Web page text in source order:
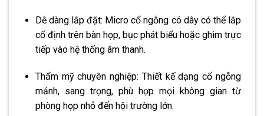
Dễ dàng lắp đặt: Micro cổ ngỗng có dây có thể lắp
cố định trên bàn họp, bục phát biểu hoặc ghim trực
tiếp vào hệ thống âm thanh.
Thẩm mỹ chuyên nghiệp: Thiết kế dạng cổ ngỗng
mảnh, sang trọng, phù hợp mọi không gian từ
phòng họp nhỏ đến hội trường lớn.